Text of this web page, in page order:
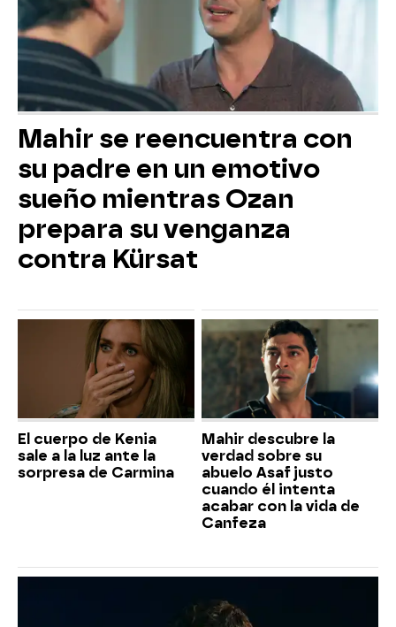
Mahir se reencuentra con
su padre en un emotivo
sueño mientras Ozan
prepara su venganza
contra Kürsat
El cuerpo de Kenia
sale a la luz ante la
sorpresa de Carmina
Mahir descubre la
verdad sobre su
abuelo Asaf justo
cuando él intenta
acabar con la vida de
Canfeza